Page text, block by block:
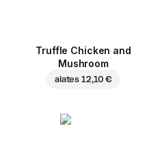
Truffle Chicken and
Mushroom
alates 12,10 €